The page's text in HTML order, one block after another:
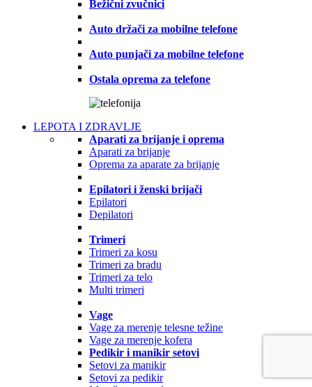
Bežični zvučnici
Auto držači za mobilne telefone
Auto punjači za mobilne telefone
Ostala oprema za telefone
LEPOTA I ZDRAVLJE
Aparati za brijanje i oprema
Aparati za brijanje
Oprema za aparate za brijanje
Epilatori i ženski brijači
Epilatori
Depilatori
Trimeri
Trimeri za kosu
Trimeri za bradu
Trimeri za telo
Multi trimeri
Vage
Vage za merenje telesne težine
Vage za merenje kofera
Pedikir i manikir setovi
Setovi za manikir
Setovi za pedikir